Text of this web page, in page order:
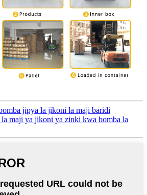
jipya la jikoni la maji baridi
maji ya jikoni ya zinki kwa bomba la